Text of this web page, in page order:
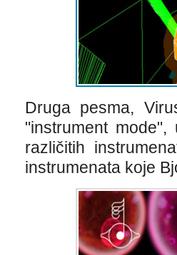
Druga pesma,
"instrument
različitih
instrumenata koje